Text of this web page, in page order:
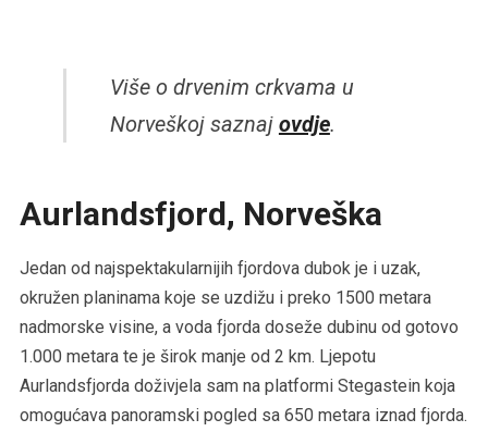
Više o drvenim crkvama u
Norveškoj saznaj ovdje.
Aurlandsfjord, Norveška
Jedan od najspektakularnijih fjordova dubok je i uzak,
okružen planinama koje se uzdižu i preko 1500 metara
nadmorske visine, a voda fjorda doseže dubinu od gotovo
1.000 metara te je širok manje od 2 km. Ljepotu
Aurlandsfjorda doživjela sam na platformi Stegastein koja
omogućava panoramski pogled sa 650 metara iznad fjorda.